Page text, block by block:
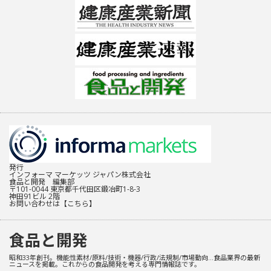
発行
インフォーマ マーケッツ ジャパン株式会社
食品と開発 編集部
〒101-0044 東京都千代田区鍛冶町1-8-3
神田91ビル 2階
お問い合わせは 【こちら】
食品と開発
昭和33年創刊。機能性素材/原料/技術・機器/行政/法規制/市場動向…食品業界の最新
ニュースを掲載。これからの食品開発を考える専門情報誌です。